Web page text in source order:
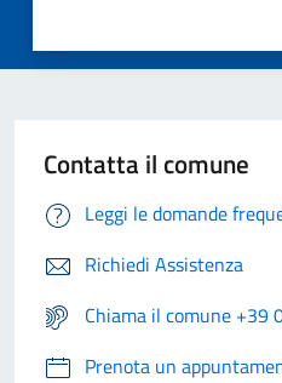
Contatta il comune
Leggi le domande
Richiedi Assistenza
Chiama il comune +39
Prenota un